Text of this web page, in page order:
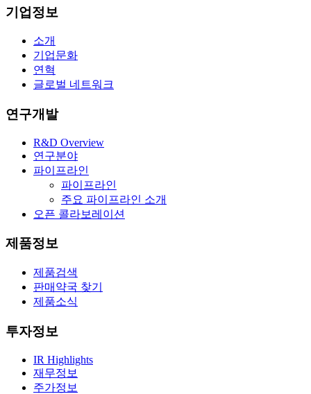
기업정보
소개
기업문화
연혁
글로벌 네트워크
연구개발
R&D Overview
연구분야
파이프라인
파이프라인
주요 파이프라인 소개
오픈 콜라보레이션
제품정보
제품검색
판매약국 찾기
제품소식
투자정보
IR Highlights
재무정보
주가정보